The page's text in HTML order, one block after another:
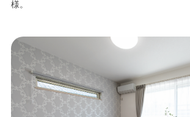
様。